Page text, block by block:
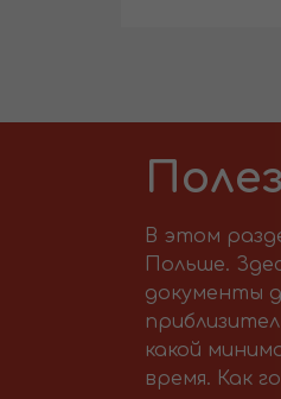
В этом
Польше.
документы
какой
время. Как